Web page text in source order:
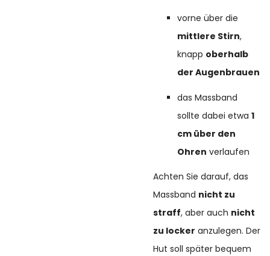
vorne über die
mittlere Stirn,
knapp oberhalb
der Augenbrauen
das Massband
sollte dabei etwa1
cm über den
Ohren verlaufen
Achten Sie darauf, das
Massband nicht zu
straff, aber auch nicht
zu locker anzulegen. Der
Hut soll später bequem